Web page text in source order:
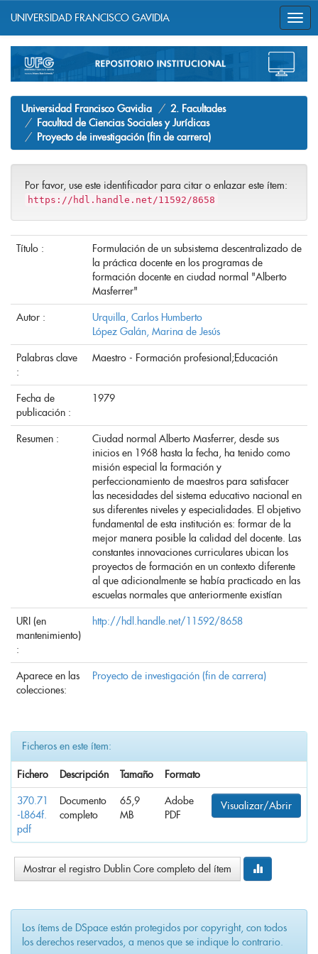
navigation
UNIVERSIDAD FRANCISCO GAVIDIA
Universidad Francisco Gavidia
2. Facultades
Facultad de Ciencias Sociales y Jurídicas
Proyecto de investigación (fin de carrera)
Por favor, use este identificador para citar o enlazar este ítem:
https://hdl.handle.net/11592/8658
Título :
Formulación de un subsistema descentralizado de
la práctica docente en los programas de
formación docente en ciudad normal "Alberto
Masferrer"
Autor :
Urquilla, Carlos Humberto
López Galán, Marina de Jesús
Palabras clave
:
Maestro - Formación profesional;Educación
Fecha de
publicación :
1979
Resumen :
Ciudad normal Alberto Masferrer, desde sus
inicios en 1968 hasta la fecha, ha tenido como
misión especial la formación y
perfeccionamiento de maestros para satisfacer
las necesidades del sistema educativo nacional en
sus diferentes niveles y especialidades. El objetivo
fundamental de esta institución es: formar de la
mejor manera posible la calidad del docente. Las
constantes innovaciones curriculares ubican los
proyectos de formación en un contexto diferente
al que adicionalmente se había practicado en las
escuelas normales que anteriormente existían
URI (en
mantenimiento)
:
http://hdl.handle.net/11592/8658
Aparece en las
colecciones:
Proyecto de investigación (fin de carrera)
Ficheros en este ítem:
Fichero Descripción Tamaño Formato
370.71
-L864f.
pdf
Documento
completo
65,9
MB
Adobe
PDF
Visualizar/Abrir
Mostrar el registro Dublin Core completo del ítem
Los ítems de DSpace están protegidos por copyright, con todos
los derechos reservados, a menos que se indique lo contrario.